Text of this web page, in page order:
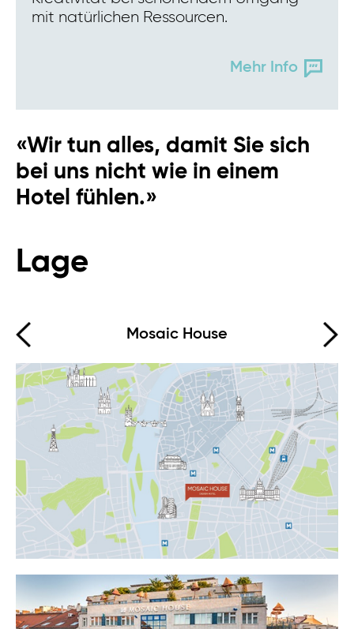
mit natürlichen Ressourcen.
Mehr Info
«Wir tun alles, damit Sie sich
bei uns nicht wie in einem
Hotel fühlen.»
Lage
Mosaic House
Eva AI
Hallo, wie kann ich Ihnen helfen?